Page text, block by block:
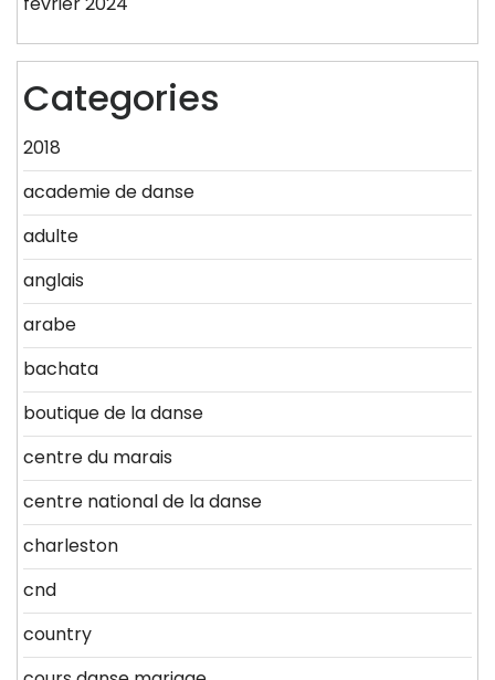
Categories
2018
academie de danse
adulte
anglais
arabe
bachata
boutique de la danse
centre du marais
centre national de la danse
charleston
cnd
country